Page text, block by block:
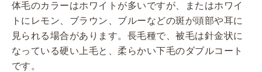
体毛のカラーはホワイトが多いですが、またはホワイ
トにレモン、ブラウン、ブルーなどの斑が頭部や耳に
見られる場合があります。長毛種で、被毛は針金状に
なっている硬い上毛と、柔らかい下毛のダブルコート
です。